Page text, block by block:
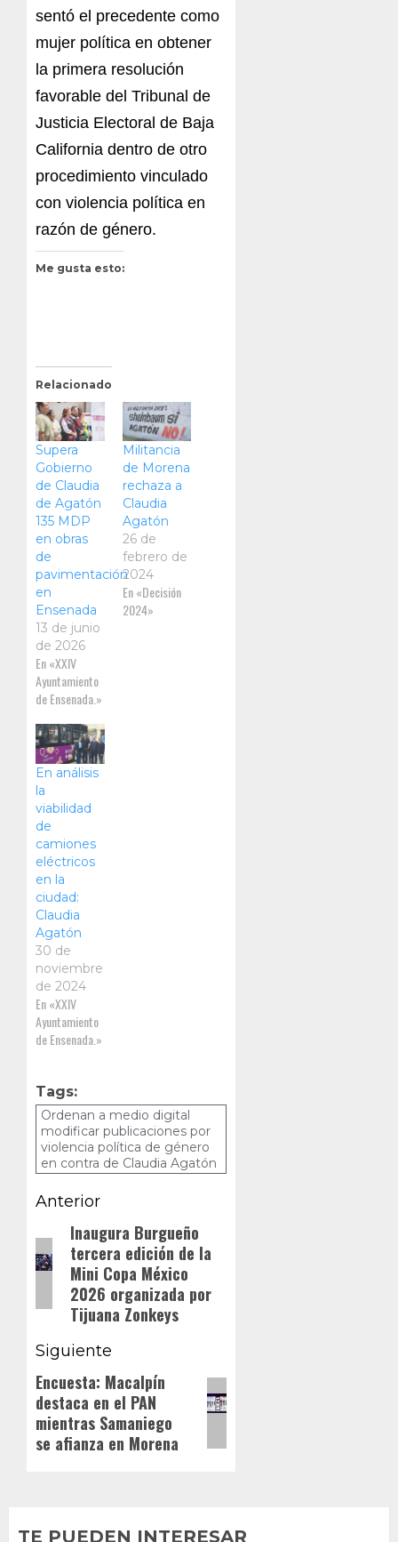
sentó el precedente como
mujer política en obtener
la primera resolución
favorable del Tribunal de
Justicia Electoral de Baja
California dentro de otro
procedimiento vinculado
con violencia política en
razón de género.
Me gusta esto:
Relacionado
Supera
Gobierno
de Claudia
de Agatón
135 MDP
en obras
de
pavimentación
en
Ensenada
13 de junio
de 2026
En «XXIV
Ayuntamiento
de Ensenada.»
Militancia
de Morena
rechaza a
Claudia
Agatón
26 de
febrero de
2024
En «Decisión
2024»
En análisis
la
viabilidad
de
camiones
eléctricos
en la
ciudad:
Claudia
Agatón
30 de
noviembre
de 2024
En «XXIV
Ayuntamiento
de Ensenada.»
Tags:
Ordenan a medio digital
modificar publicaciones por
violencia política de género
en contra de Claudia Agatón
Navegación
de
entradas
Anterior
Entrada
anterior:
Inaugura Burgueño
tercera edición de la
Mini Copa México
2026 organizada por
Tijuana Zonkeys
Siguiente
Siguiente
entrada:
Encuesta: Macalpín
destaca en el PAN
mientras Samaniego
se afianza en Morena
TE PUEDEN INTERESAR